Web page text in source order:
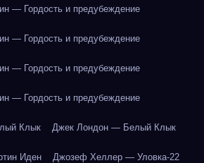
— Гордость и предубеждение
— Гордость и предубеждение
— Гордость и предубеждение
— Гордость и предубеждение
Клык Джек Лондон — Белый Клык
Иден Джозеф Хеллер — Уловка-22